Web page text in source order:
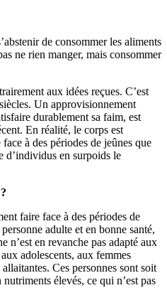
de consommer les aliments
ne rien manger, mais consommer
aux idées reçues. C’est
Un approvisionnement
durablement sa faim, est
En réalité, le corps est
à des périodes de jeûnes que
d’individus en surpoids le
faire face à des périodes de
adulte et en bonne santé,
n’est en revanche pas adapté aux
adolescents, aux femmes
Ces personnes sont soit
élevés, ce qui n’est pas